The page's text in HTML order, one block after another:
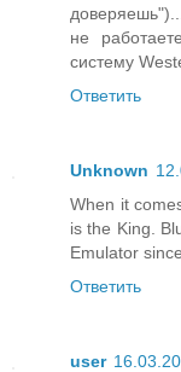
не
систему
Ответить
Unknown
When it
is the King.
Emulator
Ответить
user